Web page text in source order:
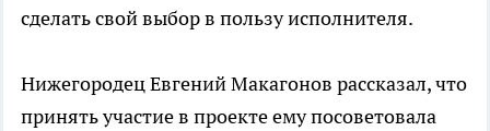
сделать свой выбор в пользу исполнителя.
Нижегородец Евгений Макагонов рассказал, что
принять участие в проекте ему посоветовала